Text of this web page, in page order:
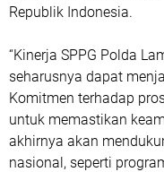
Republik Indonesia.
“Kinerja SPPG Polda
seharusnya dapat
Komitmen terhadap
untuk memastikan
akhirnya akan
nasional, seperti